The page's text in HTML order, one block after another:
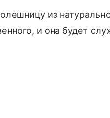
из
и она будет